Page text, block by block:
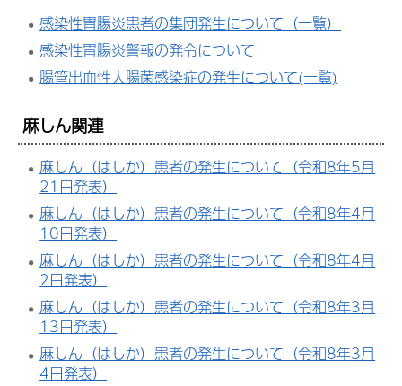
感染性胃腸炎患者の集団発生について（一覧）
感染性胃腸炎警報の発令について
腸管出血性大腸菌感染症の発生について(一覧)
麻しん関連
麻しん（はしか）患者の発生について（令和8年5月
21日発表）
麻しん（はしか）患者の発生について（令和8年4月
10日発表）
麻しん（はしか）患者の発生について（令和8年4月
2日発表）
麻しん（はしか）患者の発生について（令和8年3月
13日発表）
麻しん（はしか）患者の発生について（令和8年3月
4日発表）